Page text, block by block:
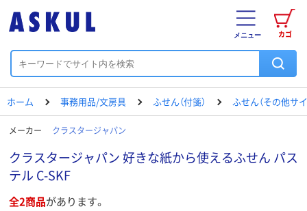
カゴ
メニュー
ホーム 事務用品/文房具 ふせん（付箋） ふせん（その他サイ
メーカー クラスタージャパン
クラスタージャパン 好きな紙から使えるふせん パス
テル C-SKF
全2商品があります。